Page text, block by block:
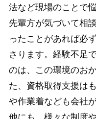
法など現場のことで
先輩方が気づいて相
ったことがあれば必
さります。経験不足
のは、この環境のお
た、資格取得支援は
や作業着なども会社
他にも、様々な制度